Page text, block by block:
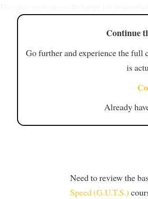
Continue
Go further and experience the
is
Already
Need to review the
Speed (G.U.T.S.)